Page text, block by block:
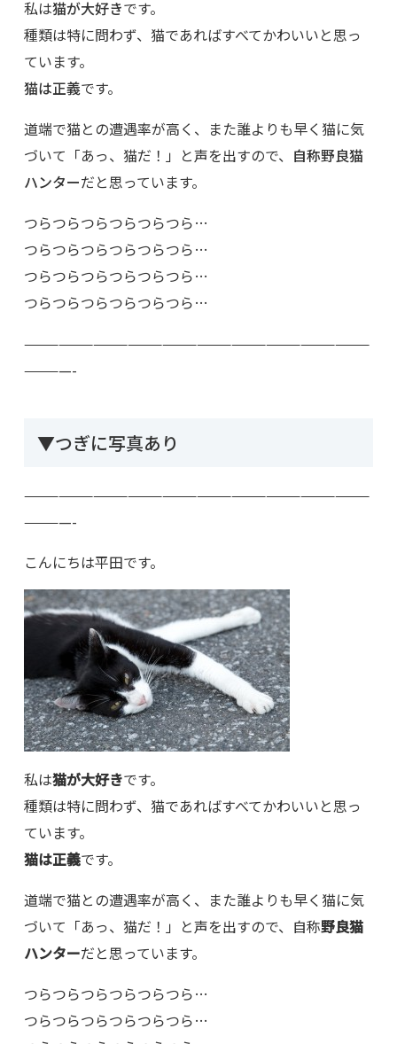
私は猫が大好きです。
種類は特に問わず、猫であればすべてかわいいと思っ
ています。
猫は正義です。
道端で猫との遭遇率が高く、また誰よりも早く猫に気
づいて「あっ、猫だ！」と声を出すので、 自称野良猫
ハンターだと思っています。
つらつらつらつらつらつら…
つらつらつらつらつらつら…
つらつらつらつらつらつら…
つらつらつらつらつらつら…
——————————————————————————————
————-
▼つぎに写真あり
——————————————————————————————
————-
こんにちは平田です。
私は猫が大好きです。
種類は特に問わず、猫であればすべてかわいいと思っ
ています。
猫は正義です。
道端で猫との遭遇率が高く、また誰よりも早く猫に気
づいて「あっ、猫だ！」と声を出すので、自称野良猫
ハンターだと思っています。
つらつらつらつらつらつら…
つらつらつらつらつらつら…